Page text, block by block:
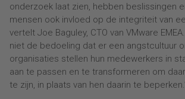
onderzoek laat zien, hebben beslissingen
mensen ook invloed op de integriteit van
vertelt Joe Baguley, CTO van VMware
niet de bedoeling dat er een angstcultuur
organisaties stellen hun medewerkers in
aan te passen en te transformeren om
te zijn, in plaats van hen daarin te